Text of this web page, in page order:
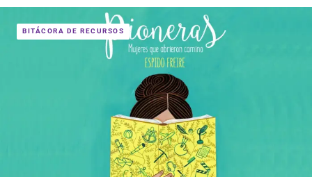
BITÁCORA DE RECURSOS